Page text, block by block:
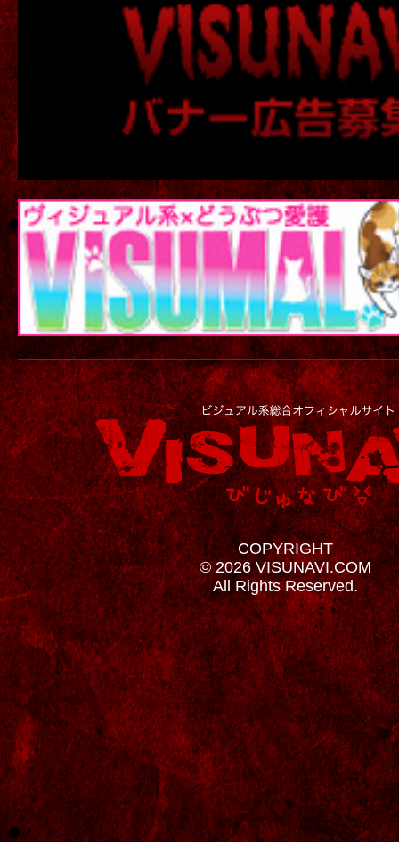
COPYRIGHT
© 2026 VISUNAVI.COM
All Rights Reserved.